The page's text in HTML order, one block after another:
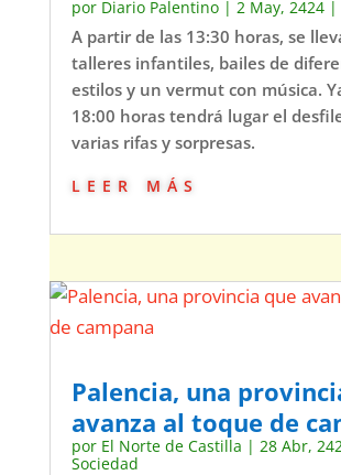
por Diario Palentino| 2 May, 2424|
A partir de las 13:30 horas, se
talleres infantiles, bailes de
estilos y un vermut con música.
18:00 horas tendrá lugar el
varias rifas y sorpresas.
leer más
Palencia, una
avanza al toque de
por El Norte de Castilla | 28 Abr,
Sociedad